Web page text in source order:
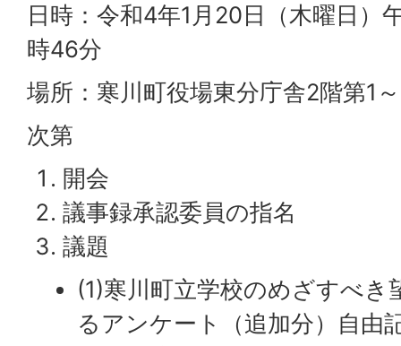
日時：令和4年1月20日（木曜日）
時46分
場所：寒川町役場東分庁舎2階第1
次第
開会
議事録承認委員の指名
議題
(1)寒川町立学校のめざすべ
るアンケート（追加分）自由